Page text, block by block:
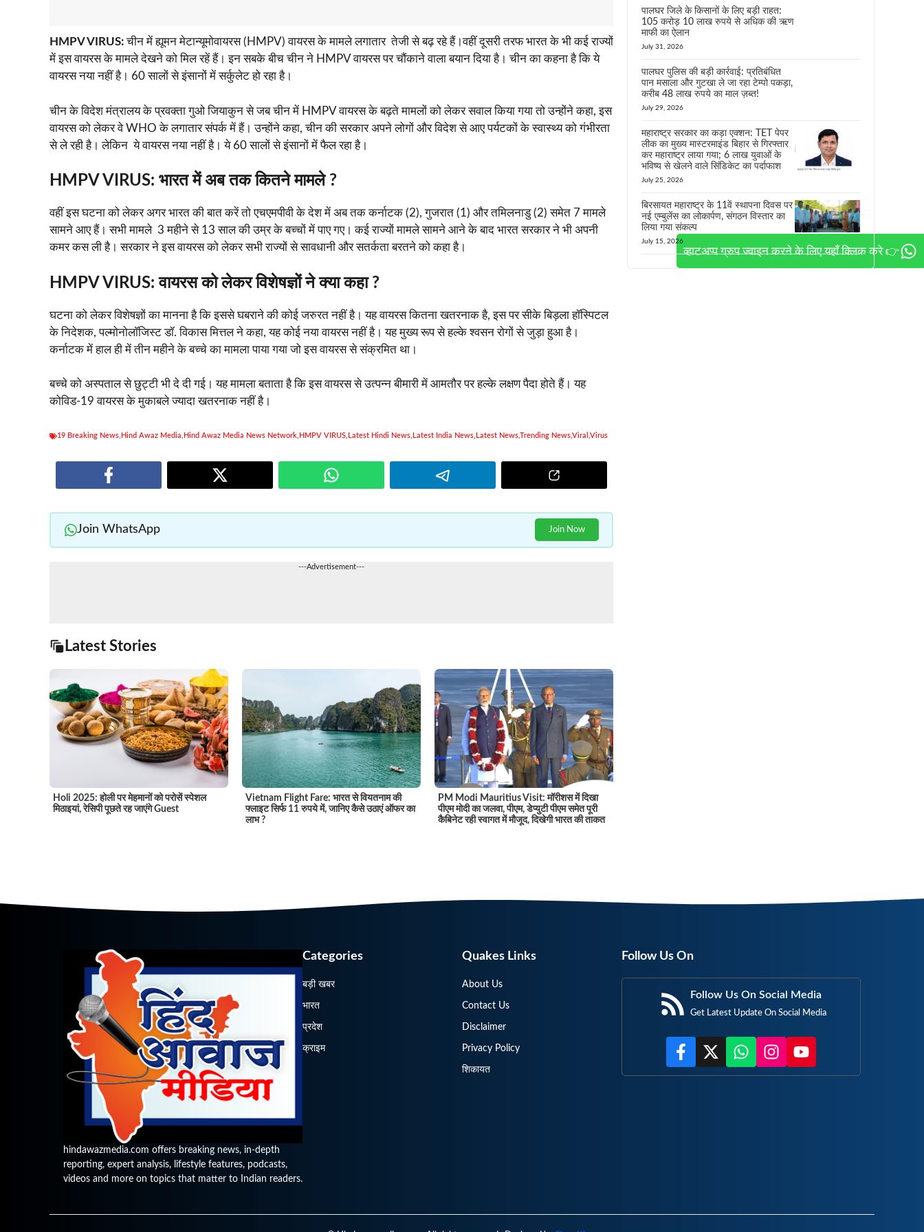
व्हाटअप्प ग्रुप ज्वाइन करने के लिए यहाँ क्लिक करे 👉
HMPV VIRUS:चीन में ह्यूमन मेटान्यूमोवायरस (HMPV) वायरस के मामले लगातार तेजी से बढ़ रहे हैं।वहीं दूसरी तरफ भारत के भी कई राज्यों
में इस वायरस के मामले देखने को मिल रहें हैं। इन सबके बीच चीन ने HMPV वायरस पर चौंकाने वाला बयान दिया है। चीन का कहना है कि ये
वायरस नया नहीं है। 60 सालों से इंसानों में सर्कुलेट हो रहा है।
चीन के विदेश मंत्रालय के प्रवक्ता गुओ जियाकुन से जब चीन में HMPV वायरस के बढ़ते मामलों को लेकर सवाल किया गया तो उन्होंने कहा, इस
वायरस को लेकर वे WHO के लगातार संपर्क में हैं। उन्होंने कहा, चीन की सरकार अपने लोगों और विदेश से आए पर्यटकों के स्वास्थ्य को गंभीरता
से ले रही है। लेकिन ये वायरस नया नहीं है। ये 60 सालों से इंसानों में फैल रहा है।
HMPV VIRUS: भारत में अब तक कितने मामले ?
वहीं इस घटना को लेकर अगर भारत की बात करें तो एचएमपीवी के देश में अब तक कर्नाटक (2), गुजरात (1) और तमिलनाडु (2) समेत 7 मामले
सामने आए हैं। सभी मामले 3 महीने से 13 साल की उम्र के बच्चों में पाए गए। कई राज्यों मामले सामने आने के बाद भारत सरकार ने भी अपनी
कमर कस ली है। सरकार ने इस वायरस को लेकर सभी राज्‍यों से सावधानी और सतर्कता बरतने को कहा है।
HMPV VIRUS: वायरस को लेकर विशेषज्ञों ने क्या कहा ?
घटना को लेकर विशेषज्ञों का मानना है कि इससे घबराने की कोई जरुरत नहीं है। यह वायरस कितना खतरनाक है, इस पर सीके बिड़ला हॉस्पिटल
के निदेशक, पल्मोनोलॉजिस्ट डॉ. विकास मित्तल ने कहा, यह कोई नया वायरस नहीं है। यह मुख्य रूप से हल्के श्वसन रोगों से जुड़ा हुआ है।
कर्नाटक में हाल ही में तीन महीने के बच्चे का मामला पाया गया जो इस वायरस से संक्रमित था।
बच्चे को अस्पताल से छुट्टी भी दे दी गई। यह मामला बताता है कि इस वायरस से उत्पन्न बीमारी में आमतौर पर हल्के लक्षण पैदा होते हैं। यह
कोविड-19 वायरस के मुकाबले ज्यादा खतरनाक नहीं है।
19 Breaking News Hind Awaz Media Hind Awaz Media News Network HMPV VIRUS Latest Hindi News Latest India News Latest NewsTrending NewsViral Virus
Join WhatsApp Join Now
---Advertisement---
Latest Stories
Holi 2025: होली पर मेहमानों को परोसें स्पेशल
मिठाइयां, रेसिपी पूछते रह जाएंगे Guest
Vietnam Flight Fare: भारत से वियतनाम की
फ्लाइट सिर्फ 11 रुपये में, जानिए कैसे उठाएं ऑफर का
लाभ ?
PM Modi Mauritius Visit: मॉरीशस में दिखा
पीएम मोदी का जलवा, पीएम, डेप्युटी पीएम समेत पूरी
कैबिनेट रही स्वागत में मौजूद, दिखेगी भारत की ताकत
पालघर जिले के किसानों के लिए बड़ी राहत:
105 करोड़ 10 लाख रुपये से अधिक की ऋण
माफी का ऐलान
July 31, 2026
पालघर पुलिस की बड़ी कार्रवाई: प्रतिबंधित
पान मसाला और गुटखा ले जा रहा टेम्पो पकड़ा,
करीब 48 लाख रुपये का माल ज़ब्त!
July 29, 2026
महाराष्ट्र सरकार का कड़ा एक्शन: TET पेपर
लीक का मुख्य मास्टरमाइंड बिहार से गिरफ्तार
कर महाराष्ट्र लाया गया; 6 लाख युवाओं के
भविष्य से खेलने वाले सिंडिकेट का पर्दाफाश
July 25, 2026
बिरसायत महाराष्ट्र के 11वें स्थापना दिवस पर
नई एम्बुलेंस का लोकार्पण, संगठन विस्तार का
लिया गया संकल्प
July 15, 2026
hindawazmedia.com offers breaking news, in-depth
reporting, expert analysis, lifestyle features, podcasts,
videos and more on topics that matter to Indian readers.
Categories
बड़ी खबर
भारत
प्रदेश
क्राइम
Quakes Links
About Us
Contact Us
Disclaimer
Privacy Policy
शिकायत
Follow Us On
Follow Us On Social Media
Get Latest Update On Social Media